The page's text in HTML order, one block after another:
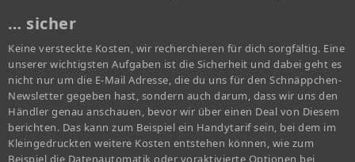
… sicher
Keine versteckte Kosten, wir recherchieren für dich sorgfältig. Eine
unserer wichtigsten Aufgaben ist die Sicherheit und dabei geht es
nicht nur um die E-Mail Adresse, die du uns für den Schnäppchen-
Newsletter gegeben hast, sondern auch darum, dass wir uns den
Händler genau anschauen, bevor wir über einen Deal von Diesem
berichten. Das kann zum Beispiel ein Handytarif sein, bei dem im
Kleingedruckten weitere Kosten entstehen können, wie zum
Beispiel die Datenautomatik oder voraktivierte Optionen bei